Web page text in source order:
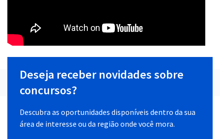
Deseja receber novidades sobre
concursos?
Descubra as oportunidades disponíveis dentro da sua
área de interesse ou da região onde você mora.